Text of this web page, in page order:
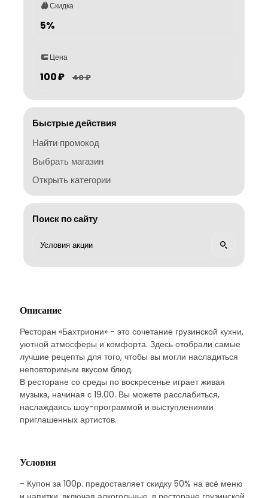
Скидка
5%
Цена
100 ₽ 40 ₽
Быстрые действия
Найти промокод
Выбрать магазин
Открыть категории
Поиск по сайту
Описание
Ресторан «Бахтриони» - это сочетание грузинской кухни,
уютной атмосферы и комфорта. Здесь отобрали самые
лучшие рецепты для того, чтобы вы могли насладиться
неповторимым вкусом блюд.
В ресторане со среды по воскресенье играет живая
музыка, начиная с 19.00. Вы можете расслабиться,
наслаждаясь шоу-программой и выступлениями
приглашенных артистов.
Условия
- Купон за 100р. предоставляет скидку 50% на всё меню